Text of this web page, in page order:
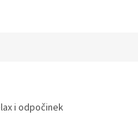
i odpočinek